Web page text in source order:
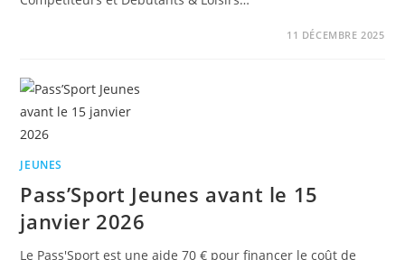
11 DÉCEMBRE 2025
JEUNES
Pass’Sport Jeunes avant le 15
janvier 2026
Le Pass'Sport est une aide 70 € pour financer le coût de